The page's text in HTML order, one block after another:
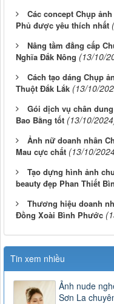
Các concept Chụp
Phủ được yêu thích nhất
Nâng tầm đẳng cấp
Nghĩa Đắk Nông (13/10/
Cách tạo dáng Chụp
Thuột Đắk Lắk (13/10/
Gói dịch vụ chân
Bao Bằng tốt (13/10/
Ảnh nữ doanh nhân
Mau cực chất (13/10/
Tạo dựng hình ảnh
beauty đẹp Phan Thiết
Thương hiệu doanh
Đồng Xoài Bình Phước
Tin xem nhiều
Ảnh nude
Sơn La